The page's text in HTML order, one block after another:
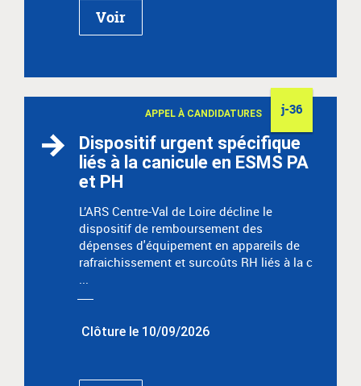
Voir
Dispositif urgent spécifique
liés à la canicule en ESMS PA
et PH
APPEL À CANDIDATURES j-36
L’ARS Centre-Val de Loire décline le
dispositif de remboursement des
dépenses d'équipement en appareils de
rafraichissement et surcoûts RH liés à la c
Clôture le 10/09/2026